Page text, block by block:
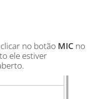
no botão MIC no
ele estiver